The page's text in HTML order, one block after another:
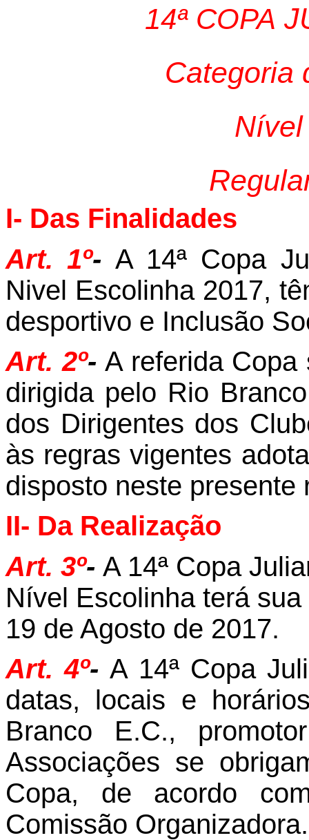
14ª COPA
Categoria
I- Das Finalidades
Art. 1º- A 14ª Copa
Nivel Escolinha 2017,
desportivo e Inclusão
Art. 2º- A referida Copa
dirigidapelo Rio
dos Dirigentes dos
às regras vigentes
disposto neste presente
II- Da Realização
Art. 3º- A 14ª Copa
Nível Escolinha terá
19 de Agosto de 2017.
Art. 4º- A 14ª Copa
datas, locais e
Branco E.C.,
Associações se
Copa, de acordo
Comissão Organizadora.